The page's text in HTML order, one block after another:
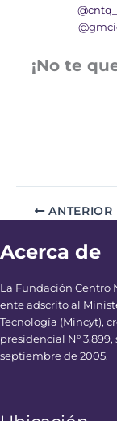
¡No te
ANTERIOR
Acerca de
La Fundación Centro
ente adscrito al
Tecnología (Mincyt),
presidencial N° 3.899,
septiembre de 2005.